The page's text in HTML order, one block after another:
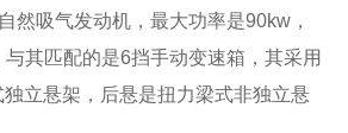
然吸气发动机，最大功率是90kw，
其匹配的是6挡手动变速箱，其采用
立悬架，后悬是扭力梁式非独立悬